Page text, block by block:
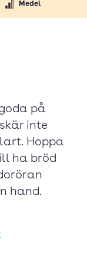
Medel
på
inte
Hoppa
ha bröd
hand.